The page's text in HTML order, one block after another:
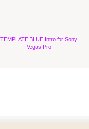
TEMPLATE BLUE Intro for Sony
Vegas Pro